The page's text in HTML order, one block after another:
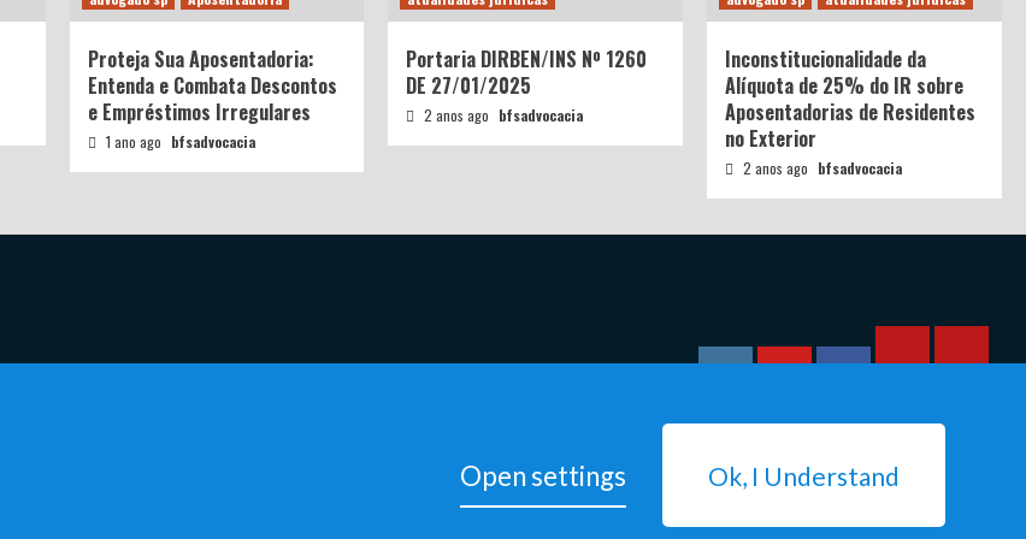
Proteja Sua Aposentadoria:
Entenda e Combata Descontos
e Empréstimos Irregulares
1 ano ago bfsadvocacia
Portaria DIRBEN/INS Nº 1260
DE 27/01/2025
2 anos ago bfsadvocacia
Inconstitucionalidade da
Alíquota de 25% do IR sobre
Aposentadorias de Residentes
no Exterior
2 anos ago bfsadvocacia
Calculadora
Qualidade
Open settings Ok, I Understand